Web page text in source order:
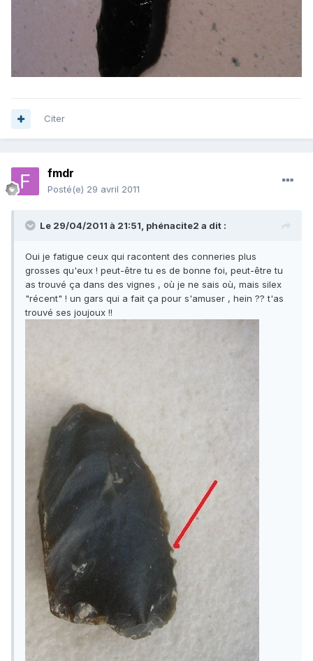
Citer
fmdr
Posté(e) 29 avril 2011
Le 29/04/2011 à 21:51, phénacite2 a dit :
Oui je fatigue ceux qui racontent des conneries plus
grosses qu'eux ! peut-être tu es de bonne foi, peut-être tu
as trouvé ça dans des vignes , où je ne sais où, mais silex
"récent" ! un gars qui a fait ça pour s'amuser , hein ?? t'as
trouvé ses joujoux !!